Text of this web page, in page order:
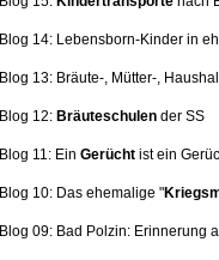
Blog 14: Lebensborn-Kinder in
Blog 13: Bräute-, Mütter-,
Blog 12: Bräuteschulen der SS
Blog 11: Ein Gerücht ist ein
Blog 10: Das ehemalige "
Blog 09: Bad Polzin: Erinnerung